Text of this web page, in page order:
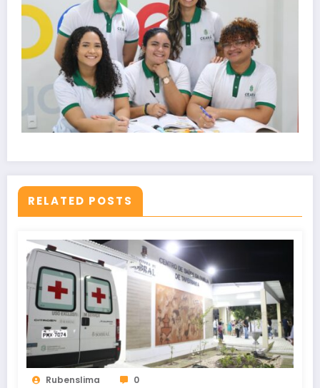
RELATED POSTS
Rubenslima 0